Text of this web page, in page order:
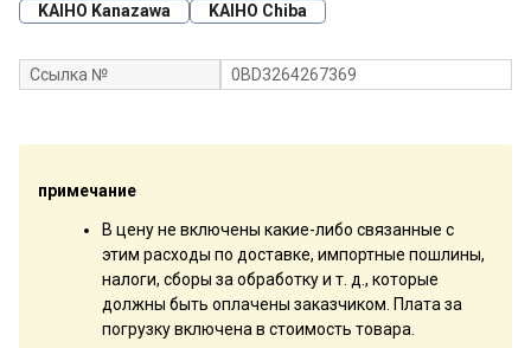
KAIHO Kanazawa KAIHO Chiba
Ссылка № 0BD3264267369
примечание
В цену не включены какие-либо связанные с
этим расходы по доставке, импортные пошлины,
налоги, сборы за обработку и т. д., которые
должны быть оплачены заказчиком. Плата за
погрузку включена в стоимость товара.